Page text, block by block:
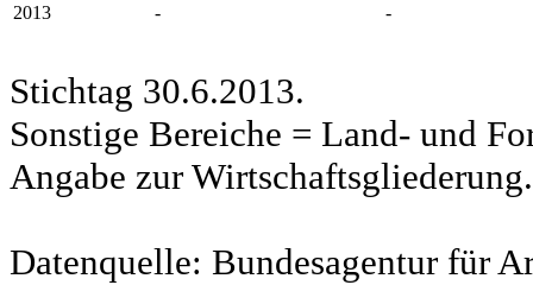
2013
- -
Stichtag 30.6.2013.
Sonstige Bereiche = Land- und
Angabe zur Wirtschaftsgliederung.
Datenquelle: Bundesagentur für